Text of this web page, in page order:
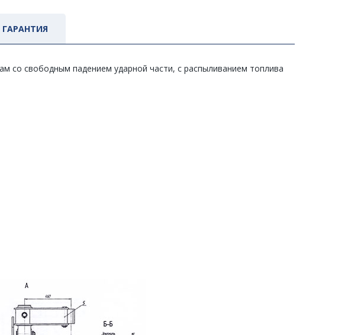
ГАРАНТИЯ
со свободным падением ударной части, с распыливанием топлива